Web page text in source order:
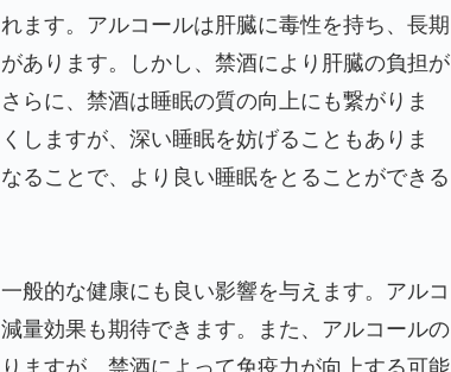
ます。アルコールは肝臓に毒性を持ち、長期
あります。しかし、禁酒により肝臓の負担が
らに、禁酒は睡眠の質の向上にも繋がりま
しますが、深い睡眠を妨げることもありま
ることで、より良い睡眠をとることができる
般的な健康にも良い影響を与えます。アルコ
量効果も期待できます。また、アルコールの